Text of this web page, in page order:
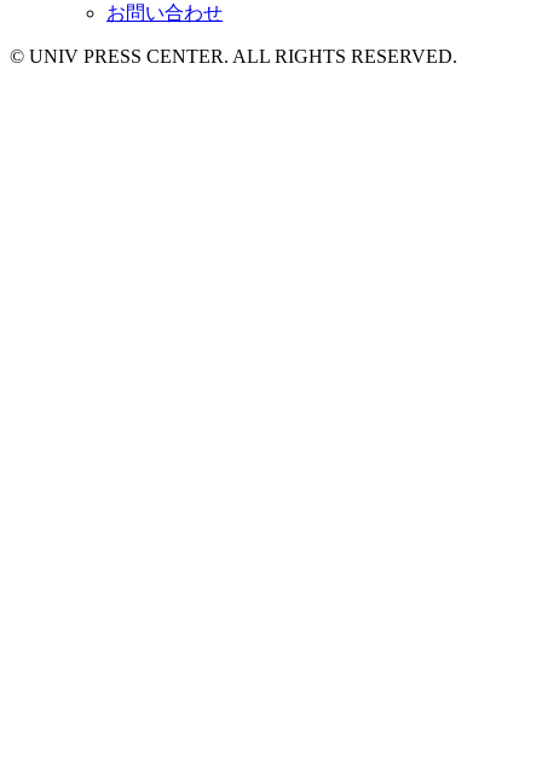
お問い合わせ
© UNIV PRESS CENTER. ALL RIGHTS RESERVED.